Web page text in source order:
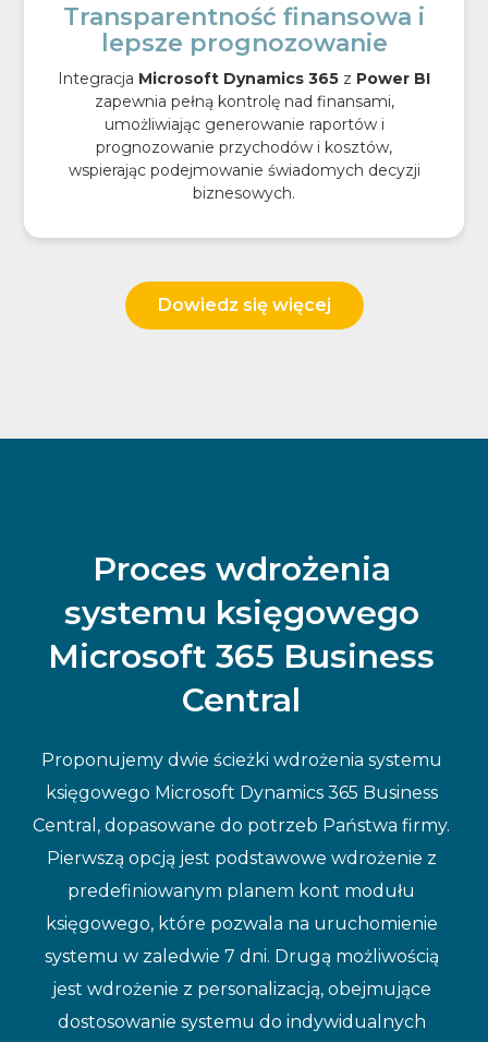
Transparentność finansowa i
lepsze prognozowanie
Integracja Microsoft Dynamics 365 z Power BI
zapewnia pełną kontrolę nad finansami,
umożliwiając generowanie raportów i
prognozowanie przychodów i kosztów,
wspierając podejmowanie świadomych decyzji
biznesowych.
Dowiedz się więcej
Proces wdrożenia
systemu księgowego
Microsoft 365 Business
Central
Proponujemy dwie ścieżki wdrożenia systemu
księgowego Microsoft Dynamics 365 Business
Central, dopasowane do potrzeb Państwa firmy.
Pierwszą opcją jest podstawowe wdrożenie z
predefiniowanym planem kont modułu
księgowego, które pozwala na uruchomienie
systemu w zaledwie 7 dni. Drugą możliwością
jest wdrożenie z personalizacją, obejmujące
dostosowanie systemu do indywidualnych